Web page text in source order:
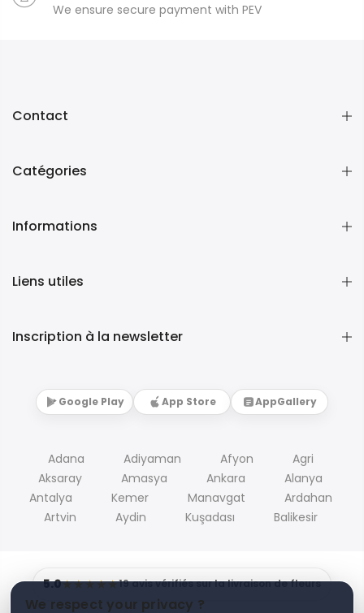
We respect your privacy ?
We ensure secure payment with PEV
Contact
Catégories
Informations
Liens utiles
Inscription à la newsletter
Google Play App Store AppGallery
Adana Adiyaman Afyon
Agri
Aksaray
Amasya Ankara
Alanya
Antalya
Kemer Manavgat
Ardahan
Artvin
Aydin Kuşadası Balikesir
5.0★★★★★19 avis vérifiés sur la livraison de fleurs